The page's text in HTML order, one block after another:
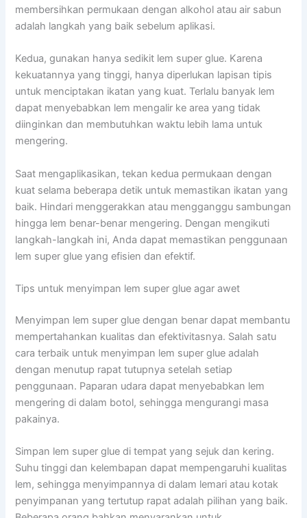
membersihkan permukaan dengan alkohol atau air sabun
adalah langkah yang baik sebelum aplikasi.
Kedua, gunakan hanya sedikit lem super glue. Karena
kekuatannya yang tinggi, hanya diperlukan lapisan tipis
untuk menciptakan ikatan yang kuat. Terlalu banyak lem
dapat menyebabkan lem mengalir ke area yang tidak
diinginkan dan membutuhkan waktu lebih lama untuk
mengering.
Saat mengaplikasikan, tekan kedua permukaan dengan
kuat selama beberapa detik untuk memastikan ikatan yang
baik. Hindari menggerakkan atau mengganggu sambungan
hingga lem benar-benar mengering. Dengan mengikuti
langkah-langkah ini, Anda dapat memastikan penggunaan
lem super glue yang efisien dan efektif.
Tips untuk menyimpan lem super glue agar awet
Menyimpan lem super glue dengan benar dapat membantu
mempertahankan kualitas dan efektivitasnya. Salah satu
cara terbaik untuk menyimpan lem super glue adalah
dengan menutup rapat tutupnya setelah setiap
penggunaan. Paparan udara dapat menyebabkan lem
mengering di dalam botol, sehingga mengurangi masa
pakainya.
Simpan lem super glue di tempat yang sejuk dan kering.
Suhu tinggi dan kelembapan dapat mempengaruhi kualitas
lem, sehingga menyimpannya di dalam lemari atau kotak
penyimpanan yang tertutup rapat adalah pilihan yang baik.